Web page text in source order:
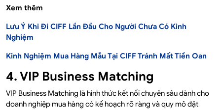
Xem thêm
Lưu Ý Khi Đi CIFF Lần Đầu Cho Người Chưa Có Kinh
Nghiệm
Kinh Nghiệm Mua Hàng Mẫu Tại CIFF Tránh Mất Tiền Oan
4. VIP Business Matching
VIP Business Matching là hình thức kết nối chuyên sâu dành cho
doanh nghiệp mua hàng có kế hoạch rõ ràng và quy mô đặt